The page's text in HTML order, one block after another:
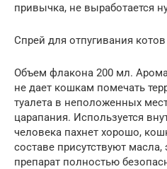
привычка, не выработается
Спрей для отпугивания
Объем флакона 200 мл.
не дает кошкам помечать
туалета в неположенных
царапания. Используется
человека пахнет хорошо,
составе присутствуют масла,
препарат полностью